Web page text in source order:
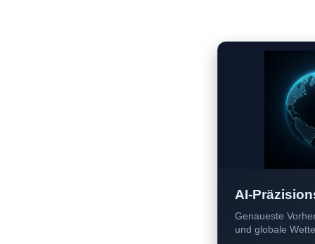
AI-
Genaueste
und globale